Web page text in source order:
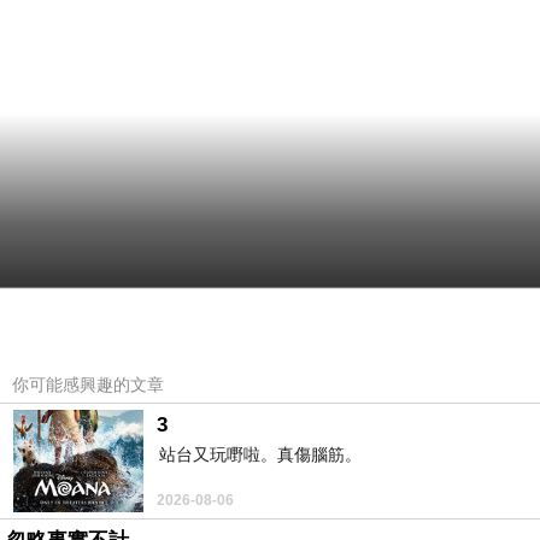
你可能感興趣的文章
3
站台又玩嘢啦。真傷腦筋。
2026-08-06